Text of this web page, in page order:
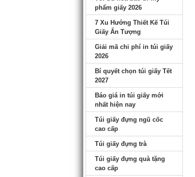
phẩm giấy 2026
7 Xu Hướng Thiết Kế Túi
Giấy Ấn Tượng
Giải mã chi phí in túi giấy
2026
Bí quyết chọn túi giấy Tết
2027
Báo giá in túi giấy mới
nhất hiện nay
Túi giấy đựng ngũ cốc
cao cấp
Túi giấy đựng trà
Túi giấy đựng quà tặng
cao cấp